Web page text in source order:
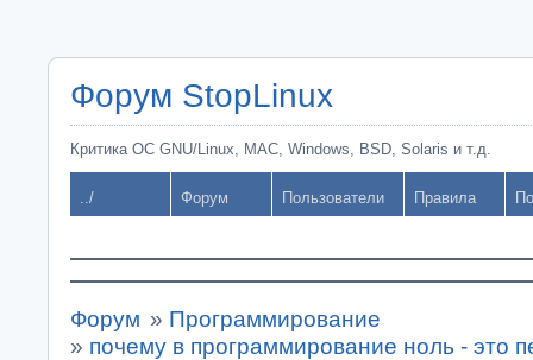
Форум StopLinux
Критика ОС GNU/Linux, MAC, Windows, BSD, Solaris и т.д.
../ Форум Пользователи Правила
Форум » Программирование
» почему в программирование ноль - это